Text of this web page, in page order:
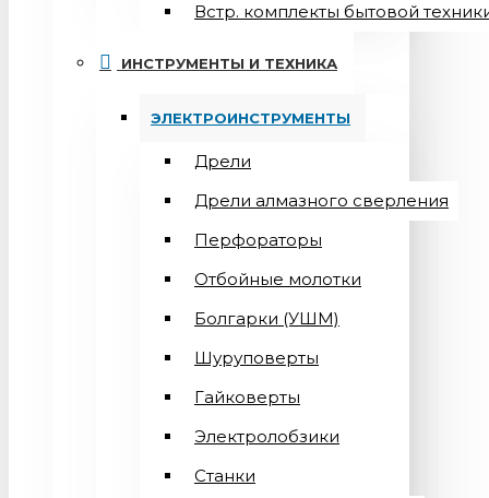
Встр. комплекты бытовой
ИНСТРУМЕНТЫ И ТЕХНИКА
ЭЛЕКТРОИНСТРУМЕНТЫ
Дрели
Дрели алмазного сверления
Перфораторы
Отбойные молотки
Болгарки (УШМ)
Шуруповерты
Гайковерты
Электролобзики
Станки